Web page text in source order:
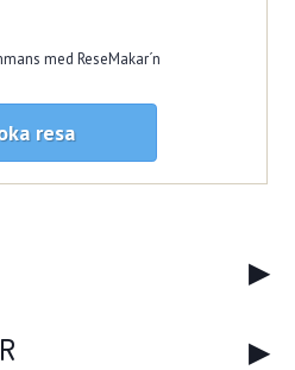
med ReseMakar´n
resa